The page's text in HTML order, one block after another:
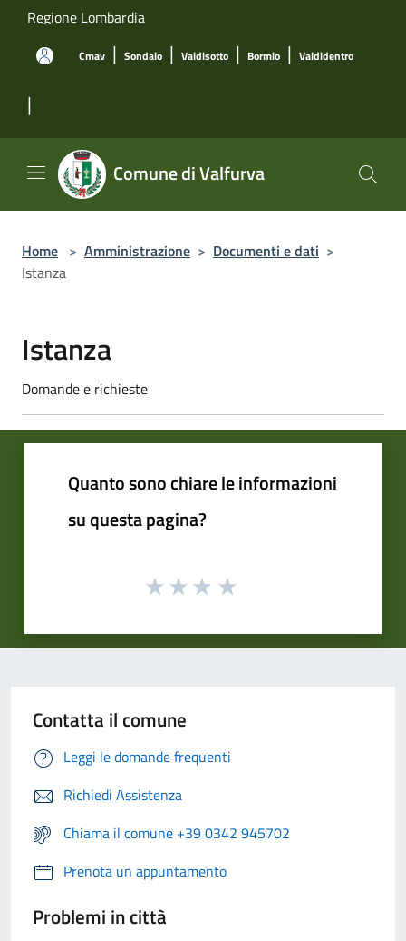
Salta al contenuto principale
Regione Lombardia
Cmav | Sondalo | Valdisotto | Bormio | Valdidentro
|
Comune di Valfurva
Home > Amministrazione > Documenti e dati >
Istanza
Istanza
Domande e richieste
Quanto sono chiare le informazioni
su questa pagina?
Contatta il comune
Leggi le domande frequenti
Richiedi Assistenza
Chiama il comune +39 0342 945702
Prenota un appuntamento
Problemi in città